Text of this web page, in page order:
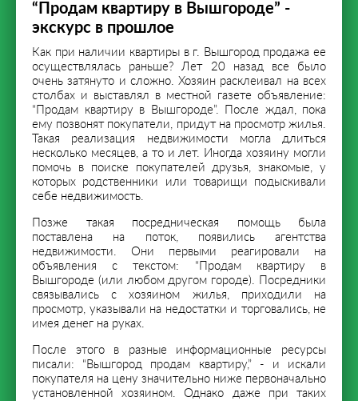
“Продам квартиру в Вышгороде” -
экскурс в прошлое
Как при наличии квартиры в г. Вышгород продажа ее
осуществлялась раньше? Лет 20 назад все было
очень затянуто и сложно. Хозяин расклеивал на всех
столбах и выставлял в местной газете объявление:
“Продам квартиру в Вышгороде”. После ждал, пока
ему позвонят покупатели, придут на просмотр жилья.
Такая реализация недвижимости могла длиться
несколько месяцев, а то и лет. Иногда хозяину могли
помочь в поиске покупателей друзья, знакомые, у
которых родственники или товарищи подыскивали
себе недвижимость.
Позже такая посредническая помощь была
поставлена на поток, появились агентства
недвижимости. Они первыми реагировали на
объявления с текстом: “Продам квартиру в
Вышгороде (или любом другом городе). Посредники
связывались с хозяином жилья, приходили на
просмотр, указывали на недостатки и торговались, не
имея денег на руках.
После этого в разные информационные ресурсы
писали: “Вышгород продам квартиру,” - и искали
покупателя на цену значительно ниже первоначально
установленной хозяином. Однако даже при таких